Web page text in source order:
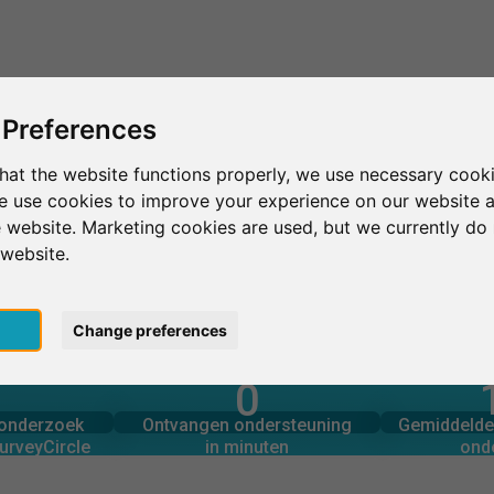
the website functions properly, we use necessary
use cookies to improve your experience on our website
website. Marketing cookies are used, but we currently
Change preferences
Loyola
via 0
Ontvangen ondersteuning
in minuten
0
Ondersteuning geboden
in minuten
Aantal